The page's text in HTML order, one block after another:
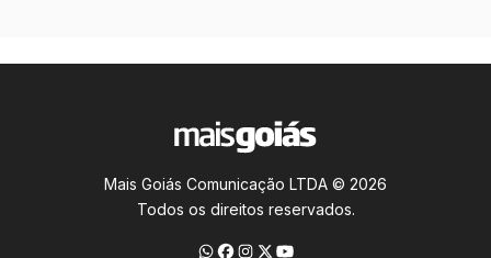
Mais Goiás Comunicação LTDA © 2026
Todos os direitos reservados.